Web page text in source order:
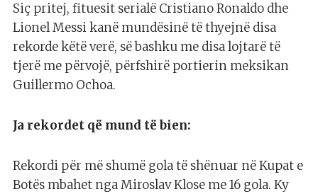
Siç pritej, fituesit serialë Cristiano Ronaldo dhe
Lionel Messi kanë mundësinë të thyejnë disa
rekorde këtë verë, së bashku me disa lojtarë të
tjerë me përvojë, përfshirë portierin meksikan
Guillermo Ochoa.
Ja rekordet që mund të bien:
Rekordi për më shumë gola të shënuar në Kupat e
Botës mbahet nga Miroslav Klose me 16 gola. Ky